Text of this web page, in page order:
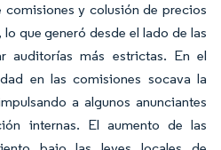
y colusión de precios
que generó desde el lado de las
auditorías más estrictas. En el
en las comisiones socava la
a algunos anunciantes
internas. El aumento de las